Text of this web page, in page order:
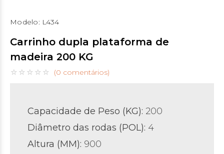
Modelo: L434
Carrinho dupla plataforma de
madeira 200 KG
(0 comentários)
Capacidade de Peso (KG): 200
Diâmetro das rodas (POL): 4
Altura (MM): 900